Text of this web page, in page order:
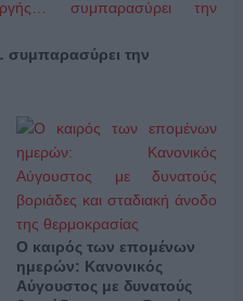
την
Ο καιρός των επομένων
ημερών: Κανονικός
Αύγουστος με δυνατούς